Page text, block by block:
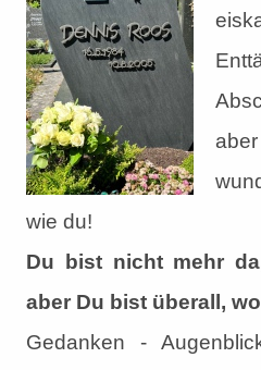
wie du!
Du bist nicht mehr
aber Du bist überall,
Gedanken -